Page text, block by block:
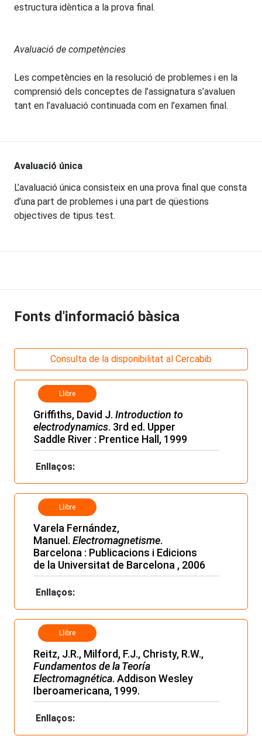
estructura idèntica a la prova final.
Avaluació de competències
Les competències en la resolució de problemes i en la
comprensió dels conceptes de l’assignatura s’avaluen
tant en l’avaluació continuada com en l’examen final.
Avaluació única
L’avaluació única consisteix en una prova final que consta
d’una part de problemes i una part de qüestions
objectives de tipus test.
Fonts d'informació bàsica
Consulta de la disponibilitat al Cercabib
Llibre
Griffiths, David J. Introduction to
electrodynamics. 3rd ed. Upper
Saddle River : Prentice Hall, 1999
Enllaços:
Llibre
Varela Fernández,
Manuel. Electromagnetisme.
Barcelona : Publicacions i Edicions
de la Universitat de Barcelona , 2006
Enllaços:
Llibre
Reitz, J.R., Milford, F.J., Christy, R.W.,
Fundamentos de la Teoría
Electromagnética. Addison Wesley
Iberoamericana, 1999.
Enllaços: